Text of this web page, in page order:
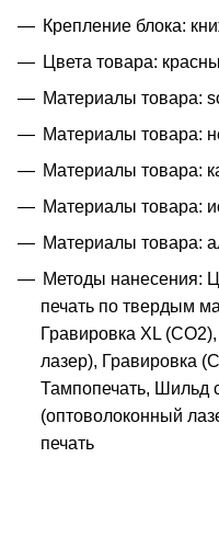
Крепление блока:
Цвета товара:
Материалы товара:
Материалы товара:
Материалы товара:
Материалы товара:
Материалы товара:
Методы нанесения:
печать по твердым
Гравировка XL
лазер), Гравировка
Тампопечать, Шильд
(оптоволоконный
печать